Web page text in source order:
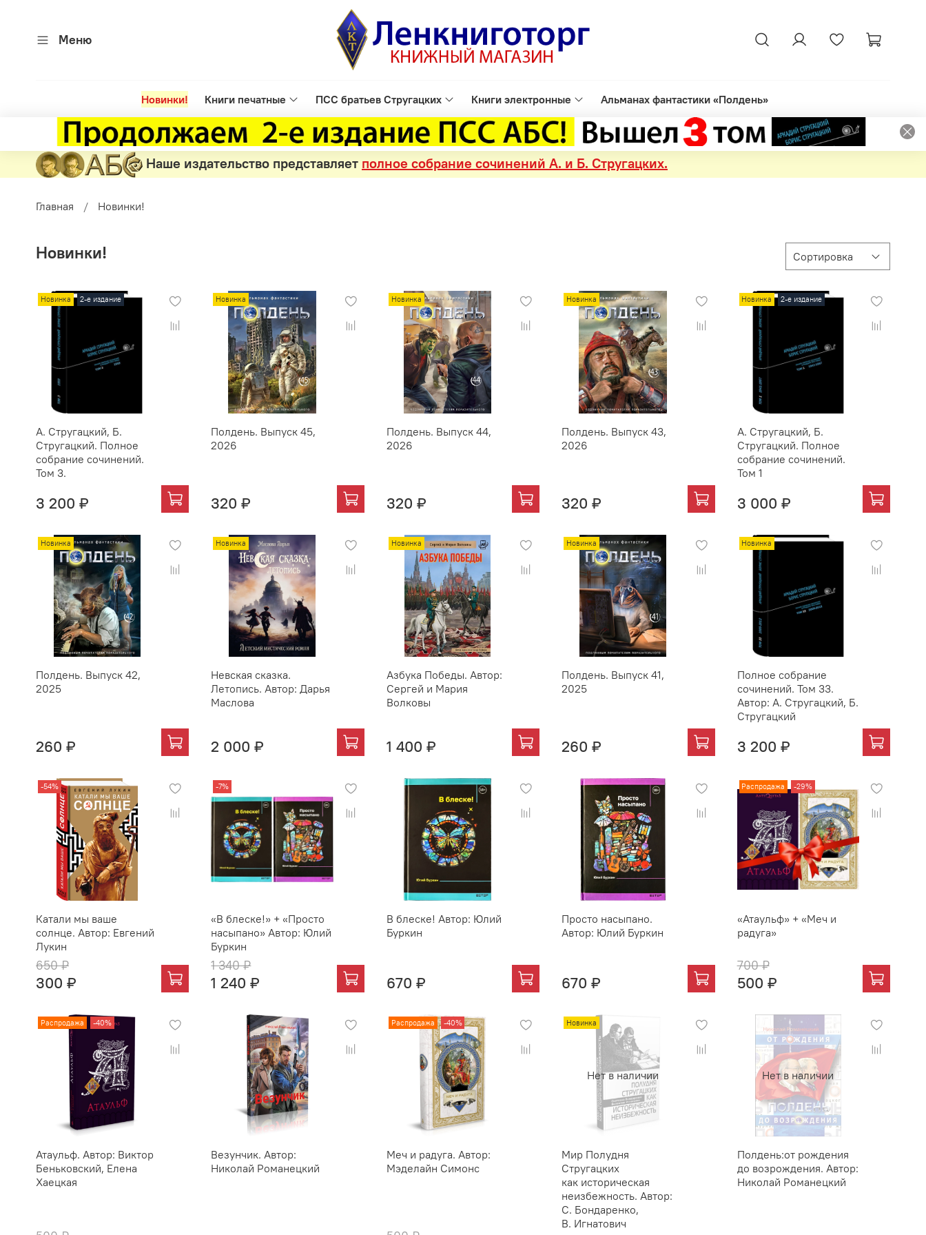
Меню
Новинки! Книги печатные ПСС братьев Стругацких Книги электронные Альманах фантастики «Полдень»
Наше издательство представляет полное собрание сочинений А. и Б. Стругацких.
Главная Новинки!
Новинки!
Новинка 2-е издание
А. Стругацкий, Б.
Стругацкий. Полное
собрание сочинений.
Том 3.
3 200 ₽
Новинка
Полдень. Выпуск 45,
2026
320 ₽
Новинка
Полдень. Выпуск 44,
2026
320 ₽
Новинка
Полдень. Выпуск 43,
2026
320 ₽
Новинка 2-е издание
А. Стругацкий, Б.
Стругацкий. Полное
собрание сочинений.
Том 1
3 000 ₽
Новинка
Полдень. Выпуск 42,
2025
260 ₽
Новинка
Невская сказка.
Летопись. Автор: Дарья
Маслова
2 000 ₽
Новинка
Азбука Победы. Автор:
Сергей и Мария
Волковы
1 400 ₽
Новинка
Полдень. Выпуск 41,
2025
260 ₽
Новинка
Полное собрание
сочинений. Том 33.
Автор: А. Стругацкий, Б.
Стругацкий
3 200 ₽
-54%
Катали мы ваше
солнце. Автор: Евгений
Лукин
650 ₽
300 ₽
-7%
«В блеске!» + «Просто
насыпано» Автор: Юлий
Буркин
1 340 ₽
1 240 ₽
В блеске! Автор: Юлий
Буркин
670 ₽
Просто насыпано.
Автор: Юлий Буркин
670 ₽
Распродажа -29%
«Атаульф» + «Меч и
радуга»
700 ₽
500 ₽
Распродажа -40%
Атаульф. Автор: Виктор
Беньковский, Елена
Хаецкая
Везунчик. Автор:
Николай Романецкий
Распродажа -40%
Меч и радуга. Автор:
Мэделайн Симонс
Нет в наличии
Новинка
Мир Полудня
Стругацких
как историческая
неизбежность. Автор:
С. Бондаренко,
В. Игнатович
Нет в наличии
Полдень:от рождения
до возрождения. Автор:
Николай Романецкий